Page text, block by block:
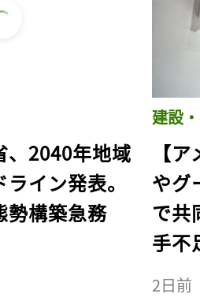
、2040年地域
イン発表。
勢構築急務
建設
【
やグ
で共
手不
2日前